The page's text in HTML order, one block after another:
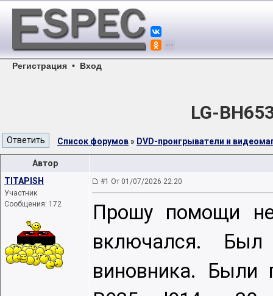
Регистрация • Вход
LG-
Список форумов » DVD-проигрыватели и
Автор
TITAPISH
Участник
Сообщения: 172
#1 От 01/07/2026 22:20
Прошу помощи
включался.
виновника. Были